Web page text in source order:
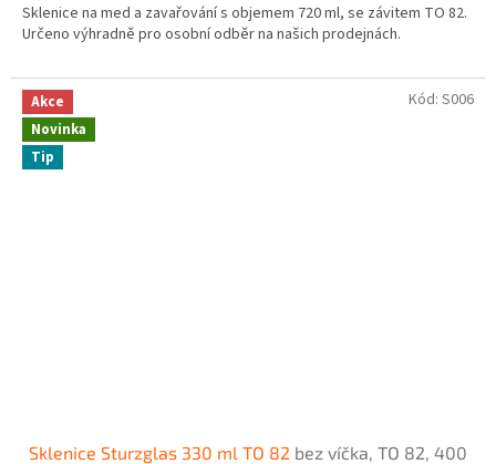
Sklenice na med a zavařování s objemem 720 ml, se závitem TO 82.
Určeno výhradně pro osobní odběr na našich prodejnách.
Akce
Novinka
Tip
Sklenice Sturzglas 330 ml TO 82 bez víčka, TO 82, 400
Kód: S006